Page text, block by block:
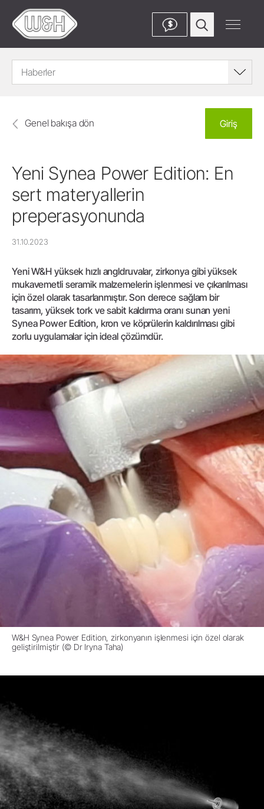
$
Haberler
Genel bakışa dön Giriş
Yeni Synea Power Edition: En
sert materyallerin
preperasyonunda
31.10.2023
Yeni W&H yüksek hızlı angldruvalar, zirkonya gibi yüksek
mukavemetli seramik malzemelerin işlenmesi ve çıkarılması
için özel olarak tasarlanmıştır. Son derece sağlam bir
tasarım, yüksek tork ve sabit kaldırma oranı sunan yeni
Synea Power Edition, kron ve köprülerin kaldırılması gibi
zorlu uygulamalar için ideal çözümdür.
W&H Synea Power Edition, zirkonyanın işlenmesi için özel olarak
geliştirilmiştir (© Dr Iryna Taha)